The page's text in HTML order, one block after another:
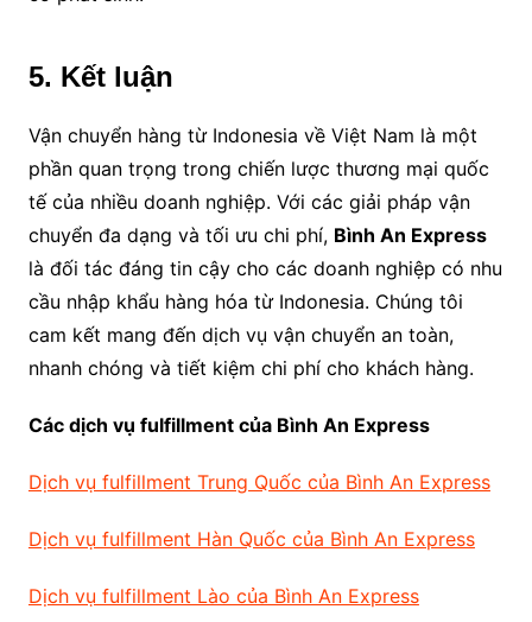
5. Kết luận
Vận chuyển hàng từ Indonesia về Việt Nam là một
phần quan trọng trong chiến lược thương mại quốc
tế của nhiều doanh nghiệp. Với các giải pháp vận
chuyển đa dạng và tối ưu chi phí, Bình An Express
là đối tác đáng tin cậy cho các doanh nghiệp có nhu
cầu nhập khẩu hàng hóa từ Indonesia. Chúng tôi
cam kết mang đến dịch vụ vận chuyển an toàn,
nhanh chóng và tiết kiệm chi phí cho khách hàng.
Các dịch vụ fulfillment của Bình An Express
Dịch vụ fulfillment Trung Quốc của Bình An Express
Dịch vụ fulfillment Hàn Quốc của Bình An Express
Dịch vụ fulfillment Lào của Bình An Express